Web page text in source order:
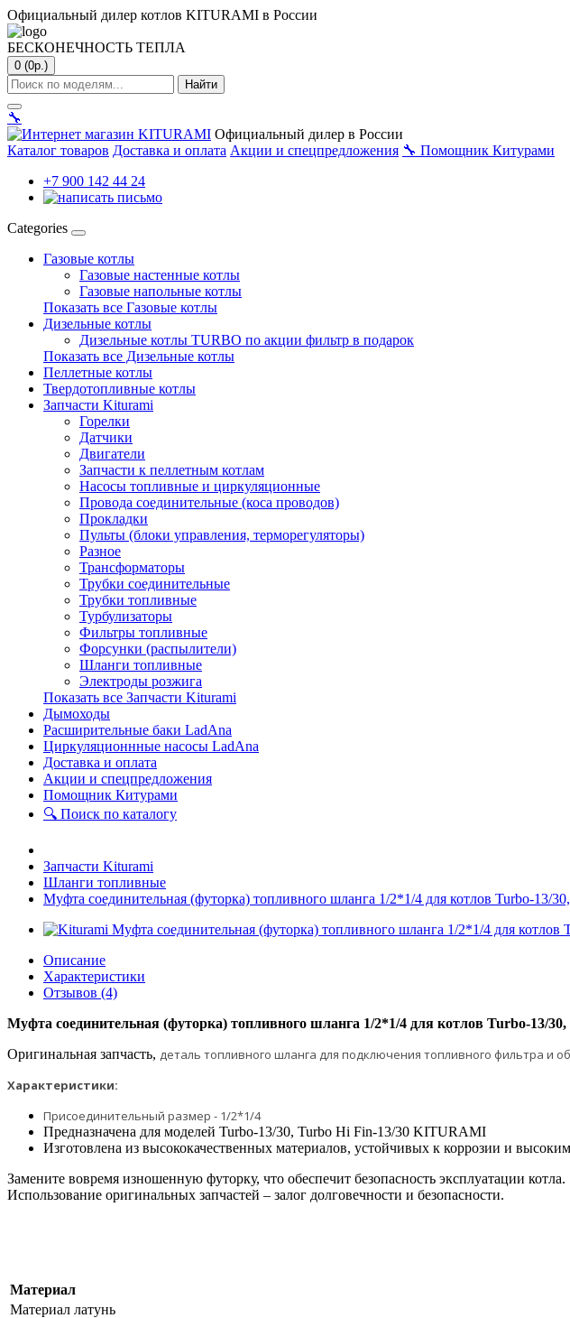
Официальный дилер котлов KITURAMI в России
БЕСКОНЕЧНОСТЬ ТЕПЛА
0 (0р.)
Найти
🔧
Официальный дилер в России
Каталог товаров Доставка и оплата Акции и спецпредложения 🔧 Помощник Китурами
+7 900 142 44 24
Categories
Газовые котлы
Газовые настенные котлы
Газовые напольные котлы
Показать все Газовые котлы
Дизельные котлы
Дизельные котлы TURBO по акции фильтр в подарок
Показать все Дизельные котлы
Пеллетные котлы
Твердотопливные котлы
Запчасти Kiturami
Горелки
Датчики
Двигатели
Запчасти к пеллетным котлам
Насосы топливные и циркуляционные
Провода соединительные (коса проводов)
Прокладки
Пульты (блоки управления, терморегуляторы)
Разное
Трансформаторы
Трубки соединительные
Трубки топливные
Турбулизаторы
Фильтры топливные
Форсунки (распылители)
Шланги топливные
Электроды розжига
Показать все Запчасти Kiturami
Дымоходы
Расширительные баки LadAna
Циркуляционнные насосы LadAna
Доставка и оплата
Акции и спецпредложения
Помощник Китурами
🔍 Поиск по каталогу
Запчасти Kiturami
Шланги топливные
Муфта соединительная (футорка) топливного шланга 1/2*1/4 для котлов Turbo-
Описание
Характеристики
Отзывов (4)
Муфта соединительная (футорка) топливного шланга 1/2*1/4 для котлов Turbo-
Оригинальная запчасть, деталь топливного шланга для подключения топливного фильтра и
Характеристики:
Присоединительный размер - 1/2*1/4
Предназначена для моделей Turbo-13/30, Turbo Hi Fin-13/30 KITURAMI
Изготовлена из высококачественных материалов, устойчивых к коррозии и
Замените вовремя изношенную футорку, что обеспечит безопасность эксплуатации котла.
Использование оригинальных запчастей – залог долговечности и безопасности.
Материал
Материал латунь